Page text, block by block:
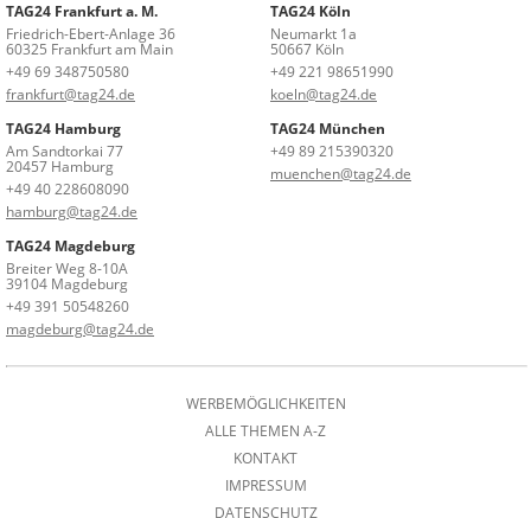
TAG24 Frankfurt a. M.
Friedrich-Ebert-Anlage 36
60325 Frankfurt am Main
+49 69 348750580
frankfurt@tag24.de
TAG24 Köln
Neumarkt 1a
50667 Köln
+49 221 98651990
koeln@tag24.de
TAG24 Hamburg
Am Sandtorkai 77
20457 Hamburg
+49 40 228608090
hamburg@tag24.de
TAG24 München
+49 89 215390320
muenchen@tag24.de
TAG24 Magdeburg
Breiter Weg 8-10A
39104 Magdeburg
+49 391 50548260
magdeburg@tag24.de
WERBEMÖGLICHKEITEN
ALLE THEMEN A-Z
KONTAKT
IMPRESSUM
DATENSCHUTZ